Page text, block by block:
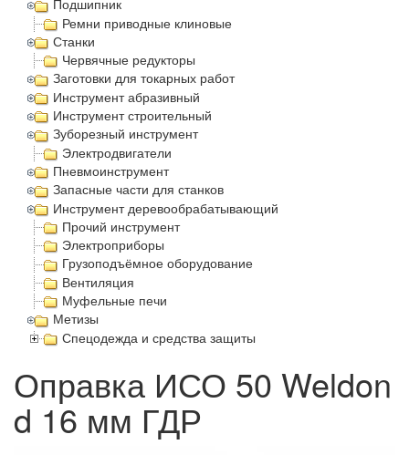
Подшипник
Ремни приводные клиновые
Станки
Червячные редукторы
Заготовки для токарных работ
Инструмент абразивный
Инструмент строительный
Зуборезный инструмент
Электродвигатели
Пневмоинструмент
Запасные части для станков
Инструмент деревообрабатывающий
Прочий инструмент
Электроприборы
Грузоподъёмное оборудование
Вентиляция
Муфельные печи
Метизы
Спецодежда и средства защиты
Оправка ИСО 50 Weldon
d 16 мм ГДР